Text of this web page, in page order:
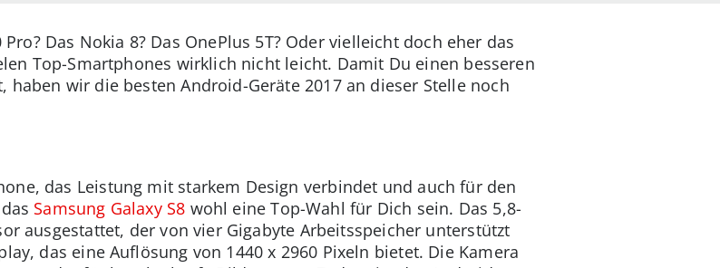
Das Nokia 8? Das OnePlus 5T? Oder vielleicht doch eher das
Top-Smartphones wirklich nicht leicht. Damit Du einen besseren
haben wir die besten Android-Geräte 2017 an dieser Stelle noch
das Leistung mit starkem Design verbindet und auch für den
Samsung Galaxy S8 wohl eine Top-Wahl für Dich sein. Das 5,8-
ausgestattet, der von vier Gigabyte Arbeitsspeicher unterstützt
das eine Auflösung von 1440 x 2960 Pixeln bietet. Die Kamera